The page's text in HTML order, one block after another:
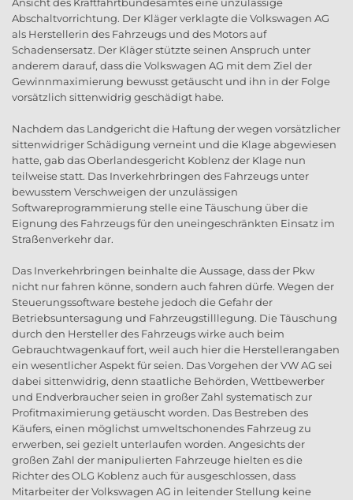
Abschaltvorrichtung. Der Kläger verklagte die Volkswagen AG
als Herstellerin des Fahrzeugs und des Motors auf
Schadensersatz. Der Kläger stützte seinen Anspruch unter
anderem darauf, dass die Volkswagen AG mit dem Ziel der
Gewinnmaximierung bewusst getäuscht und ihn in der Folge
vorsätzlich sittenwidrig geschädigt habe.
Nachdem das Landgericht die Haftung der wegen vorsätzlicher
sittenwidriger Schädigung verneint und die Klage abgewiesen
hatte, gab das Oberlandesgericht Koblenz der Klage nun
teilweise statt. Das Inverkehrbringen des Fahrzeugs unter
bewusstem Verschweigen der unzulässigen
Softwareprogrammierung stelle eine Täuschung über die
Eignung des Fahrzeugs für den uneingeschränkten Einsatz im
Straßenverkehr dar.
Das Inverkehrbringen beinhalte die Aussage, dass der Pkw
nicht nur fahren könne, sondern auch fahren dürfe. Wegen der
Steuerungssoftware bestehe jedoch die Gefahr der
Betriebsuntersagung und Fahrzeugstilllegung. Die Täuschung
durch den Hersteller des Fahrzeugs wirke auch beim
Gebrauchtwagenkauf fort, weil auch hier die Herstellerangaben
ein wesentlicher Aspekt für seien. Das Vorgehen der VW AG sei
dabei sittenwidrig, denn staatliche Behörden, Wettbewerber
und Endverbraucher seien in großer Zahl systematisch zur
Profitmaximierung getäuscht worden. Das Bestreben des
Käufers, einen möglichst umweltschonendes Fahrzeug zu
erwerben, sei gezielt unterlaufen worden. Angesichts der
großen Zahl der manipulierten Fahrzeuge hielten es die
Richter des OLG Koblenz auch für ausgeschlossen, dass
Mitarbeiter der Volkswagen AG in leitender Stellung keine